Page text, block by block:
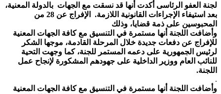
لجنة العفو الرئاسى أكدت أنها قد نسقت مع الجهات بالدولة المعنية،
بعد استيفاء الإجراءات القانونية اللازمة. الإفراج عن 28 من
المحبوسين على ذمة قضايا، وذلك
وأضافت اللجنة أنها مستمرة في التنسيق مع كافة الجهات المعنية
للإفراج عن دفعات جديدة خلال المرحلة القادمة، موجها الشكر
لرئيس الجمهورية على دعمه المستمر للجنة، كما وجهت التحية
للنائب العام ووزير الداخلية على جهودهم المشكورة لإنجاح عمل
اللجنة.
.
وأضافت اللجنة أنها مستمرة في التنسيق مع كافة الجهات المعنية